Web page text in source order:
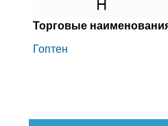
Торговые
Гоптен